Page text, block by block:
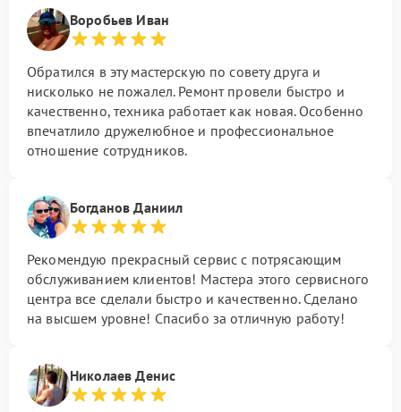
Воробьев Иван
Обратился в эту мастерскую по совету друга и
нисколько не пожалел. Ремонт провели быстро и
качественно, техника работает как новая. Особенно
впечатлило дружелюбное и профессиональное
отношение сотрудников.
Богданов Даниил
Рекомендую прекрасный сервис с потрясающим
обслуживанием клиентов! Мастера этого сервисного
центра все сделали быстро и качественно. Сделано
на высшем уровне! Спасибо за отличную работу!
Николаев Денис